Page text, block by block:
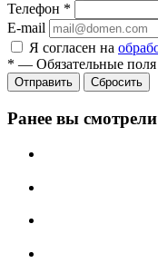
Телефон *
E-mail
Я согласен на
* — Обязательные поля
Отправить Сбросить
Ранее вы смотрели